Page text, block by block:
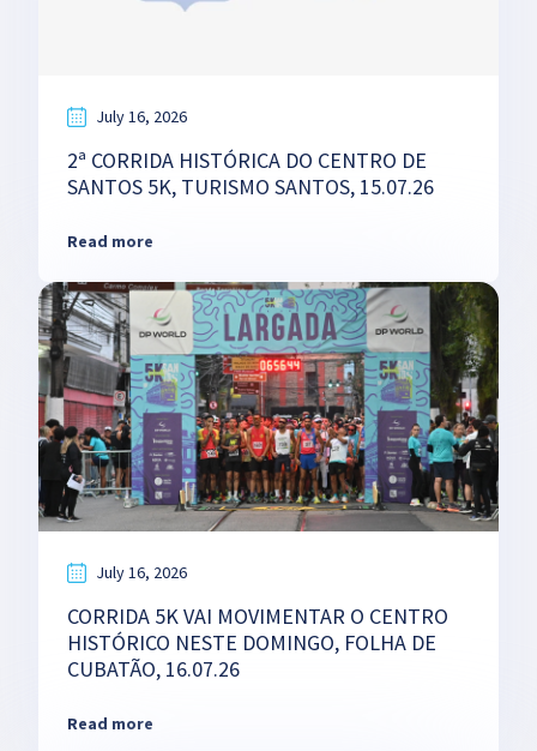
July 16, 2026
2ª CORRIDA HISTÓRICA DO CENTRO DE
SANTOS 5K, TURISMO SANTOS, 15.07.26
Read more
July 16, 2026
CORRIDA 5K VAI MOVIMENTAR O CENTRO
HISTÓRICO NESTE DOMINGO, FOLHA DE
CUBATÃO, 16.07.26
Read more